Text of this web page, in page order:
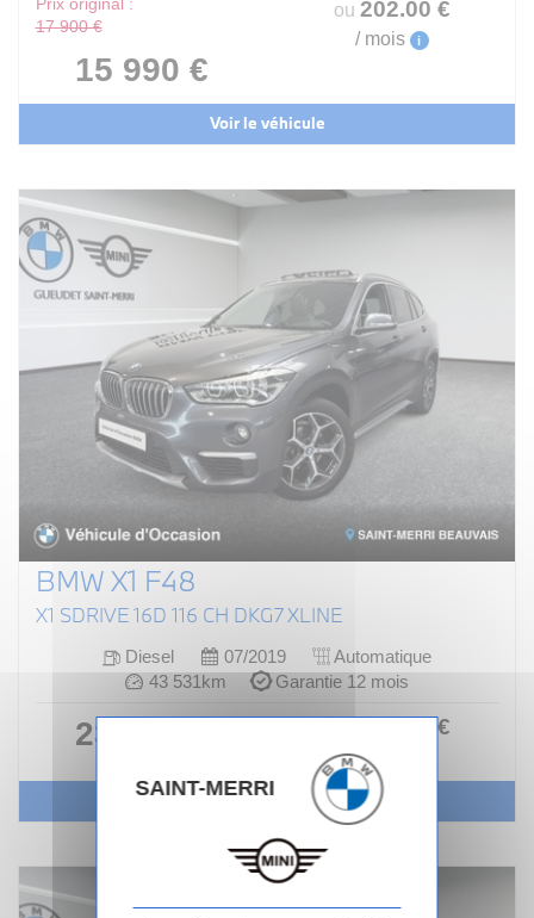
Prix original :
17 900 €
15 990 €
ou 202.00 €
/ mois i
Voir le véhicule
BMW X1 F48
X1 SDRIVE 16D 116 CH DKG7 XLINE
Diesel 07/2019
Automatique
43 531km
Garantie 12 mois
23 990 € €
/ mois
Voir le véhicule
SAINT-MERRI